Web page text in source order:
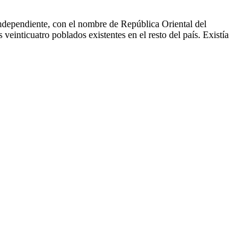
con el nombre de República Oriental del
poblados existentes en el resto del país. Existía